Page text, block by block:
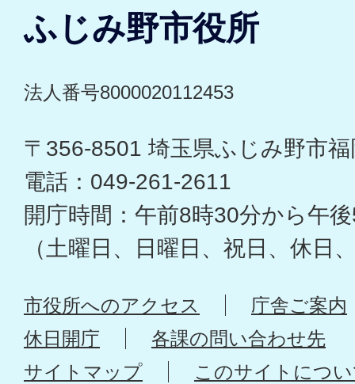
ふじみ野市役所
法人番号8000020112453
〒356-8501 埼玉県ふじみ野市
電話：049-261-2611
開庁時間：午前8時30分から午
（土曜日、日曜日、祝日、休日
市役所へのアクセス
庁舎ご案内
休日開庁
各課の問い合わせ先
サイトマップ
このサイトにつ